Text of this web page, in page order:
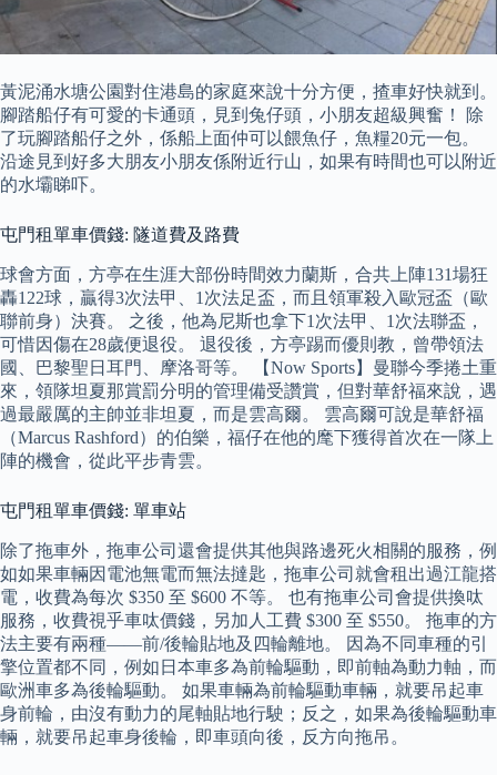
黃泥涌水塘公園對住港島的家庭來說十分方便，揸車好快就到。
腳踏船仔有可愛的卡通頭，見到兔仔頭，小朋友超級興奮！ 除
了玩腳踏船仔之外，係船上面仲可以餵魚仔，魚糧20元一包。
沿途見到好多大朋友小朋友係附近行山，如果有時間也可以附近
的水壩睇吓。
屯門租單車價錢: 隧道費及路費
球會方面，方亭在生涯大部份時間效力蘭斯，合共上陣131場狂
轟122球，贏得3次法甲、1次法足盃，而且領軍殺入歐冠盃（歐
聯前身）決賽。 之後，他為尼斯也拿下1次法甲、1次法聯盃，
可惜因傷在28歲便退役。 退役後，方亭踢而優則教，曾帶領法
國、巴黎聖日耳門、摩洛哥等。 【Now Sports】曼聯今季捲土重
來，領隊坦夏那賞罰分明的管理備受讚賞，但對華舒福來說，遇
過最嚴厲的主帥並非坦夏，而是雲高爾。 雲高爾可說是華舒福
（Marcus Rashford）的伯樂，福仔在他的麾下獲得首次在一隊上
陣的機會，從此平步青雲。
屯門租單車價錢: 單車站
除了拖車外，拖車公司還會提供其他與路邊死火相關的服務，例
如如果車輛因電池無電而無法撻匙，拖車公司就會租出過江龍搭
電，收費為每次 $350 至 $600 不等。 也有拖車公司會提供換呔
服務，收費視乎車呔價錢，另加人工費 $300 至 $550。 拖車的方
法主要有兩種——前/後輪貼地及四輪離地。 因為不同車種的引
擎位置都不同，例如日本車多為前輪驅動，即前軸為動力軸，而
歐洲車多為後輪驅動。 如果車輛為前輪驅動車輛，就要吊起車
身前輪，由沒有動力的尾軸貼地行駛；反之，如果為後輪驅動車
輛，就要吊起車身後輪，即車頭向後，反方向拖吊。